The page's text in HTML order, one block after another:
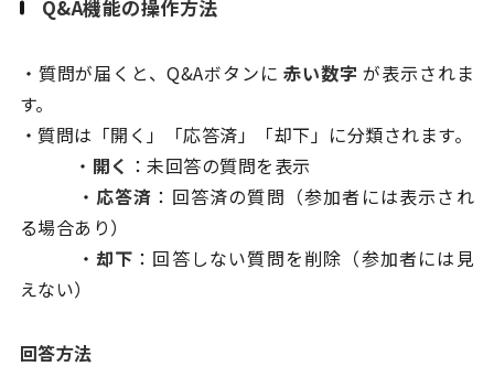
Q&A機能の操作方法
・質問が届くと、Q&Aボタンに赤い数字 が表示されま
す。
・質問は「開く」「応答済」「却下」に分類されます。
・ 開く ：未回答の質問を表示
・ 応答済 ：回答済の質問（参加者には表示され
る場合あり）
・ 却下 ：回答しない質問を削除（参加者には見
えない）
回答方法